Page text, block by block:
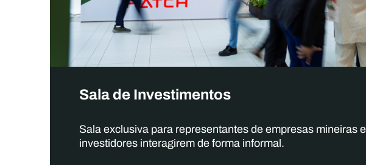
Sala de Investimentos
Sala exclusiva para representantes de empresas mineiras e
investidores interagirem de forma informal.